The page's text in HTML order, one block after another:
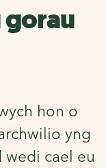
hon o
yng
wedi cael eu